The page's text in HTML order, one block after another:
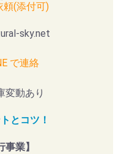
頼(添付可)
sky.net
で連絡
変動あり
とコツ！
事業】